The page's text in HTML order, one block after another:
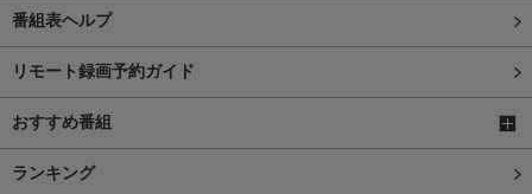
番組表ヘルプ
リモート録画予約ガイド
おすすめ番組
ランキング